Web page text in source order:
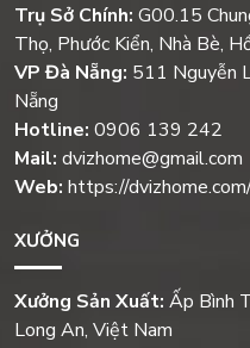
Trụ Sở Chính: G00.15
Thọ, Phước Kiển, Nhà Bè,
VP Đà Nẵng: 511 Nguyễn
Nẵng
Hotline: 0906 139 242
Mail: dvizhome@gmail.com
Web: https://
XƯỞNG
Xưởng Sản Xuất: Ấp Bình
Long An, Việt Nam